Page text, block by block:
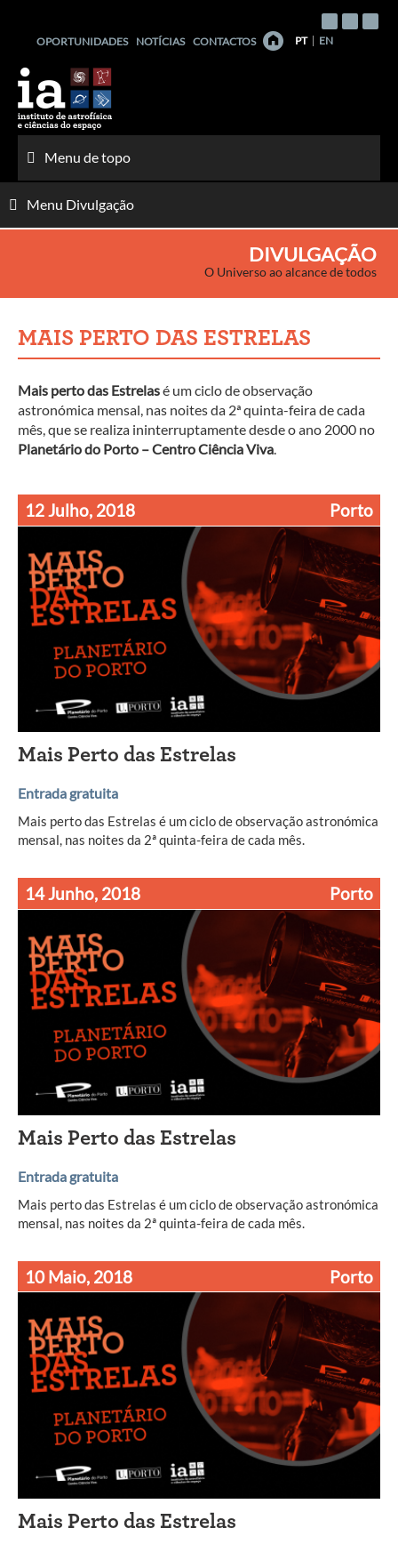
conteúdo
OPORTUNIDADES NOTÍCIAS CONTACTOS PT EN
Menu de topo
Menu Divulgação
DIVULGAÇÃO
O Universo ao alcance de todos
MAIS PERTO DAS ESTRELAS
Mais perto das Estrelasé um ciclo de observação
astronómica mensal, nas noites da 2ª quinta-feira de cada
mês, que se realiza ininterruptamente desde o ano 2000 no
Planetário do Porto – Centro Ciência Viva.
12 Julho, 2018 Porto
Mais Perto das Estrelas
Entrada gratuita
Mais perto das Estrelas é um ciclo de observação astronómica
mensal, nas noites da 2ª quinta-feira de cada mês.
14 Junho, 2018 Porto
Mais Perto das Estrelas
Entrada gratuita
Mais perto das Estrelas é um ciclo de observação astronómica
mensal, nas noites da 2ª quinta-feira de cada mês.
10 Maio, 2018 Porto
Mais Perto das Estrelas